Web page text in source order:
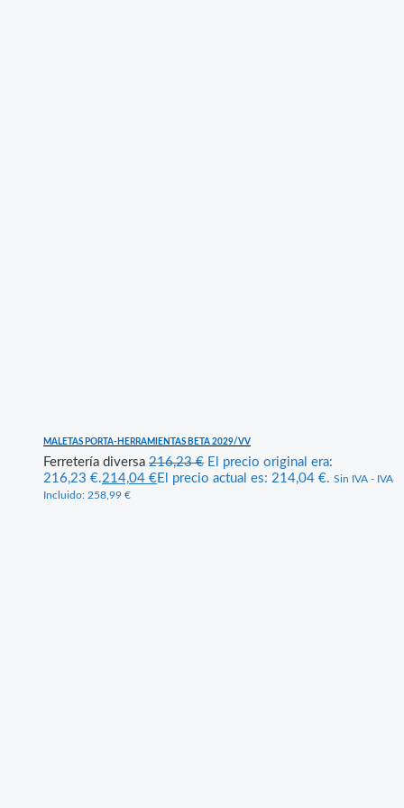
MALETAS PORTA-HERRAMIENTAS BETA 2029/VV
Ferretería diversa 216,23€ El precio original era:
216,23 €.214,04 €El precio actual es: 214,04 €. Sin IVA - IVA
Incluido: 258,99 €